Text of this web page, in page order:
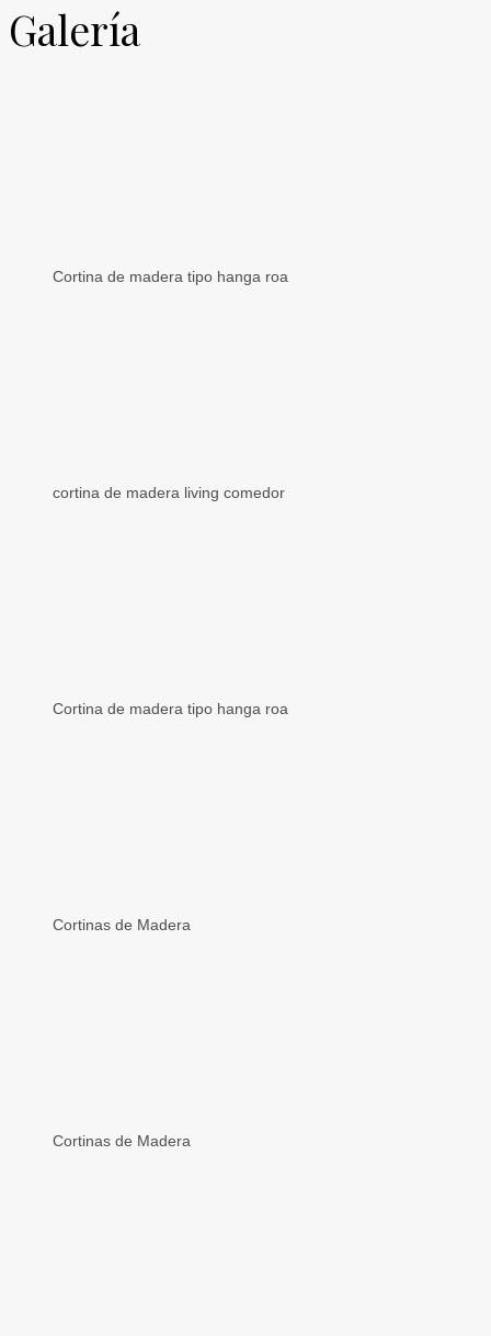
Galería
Cortina de madera tipo hanga roa
cortina de madera living comedor
Cortina de madera tipo hanga roa
Cortinas de Madera
Cortinas de Madera